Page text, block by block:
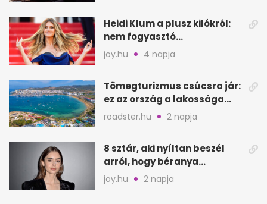
Heidi Klum a plusz kilókról:
nem fogyasztó
csodaszerekkel küzd meg
joy.hu 4 napja
Tömegturizmus csúcsra jár:
ez az ország a lakossága
kétszeresét fogadja
roadster.hu 2 napja
8 sztár, aki nyíltan beszél
arról, hogy béranya
segítette a családalapítást
joy.hu 2 napja